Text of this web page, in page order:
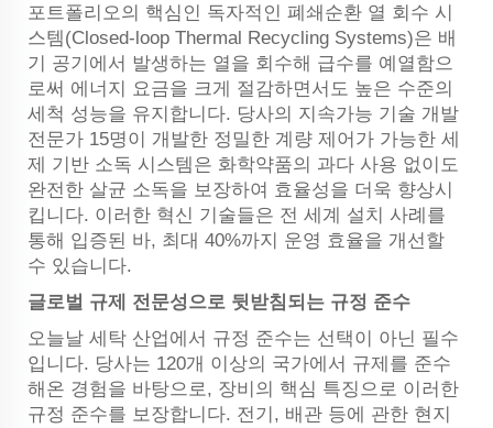
포트폴리오의 핵심인 독자적인 폐쇄순환 열 회수 시
스템(Closed-loop Thermal Recycling Systems)은 배
기 공기에서 발생하는 열을 회수해 급수를 예열함으
로써 에너지 요금을 크게 절감하면서도 높은 수준의
세척 성능을 유지합니다. 당사의 지속가능 기술 개발
전문가 15명이 개발한 정밀한 계량 제어가 가능한 세
제 기반 소독 시스템은 화학약품의 과다 사용 없이도
완전한 살균 소독을 보장하여 효율성을 더욱 향상시
킵니다. 이러한 혁신 기술들은 전 세계 설치 사례를
통해 입증된 바, 최대 40%까지 운영 효율을 개선할
수 있습니다.
글로벌 규제 전문성으로 뒷받침되는 규정 준수
오늘날 세탁 산업에서 규정 준수는 선택이 아닌 필수
입니다. 당사는 120개 이상의 국가에서 규제를 준수
해온 경험을 바탕으로, 장비의 핵심 특징으로 이러한
규정 준수를 보장합니다. 전기, 배관 등에 관한 현지